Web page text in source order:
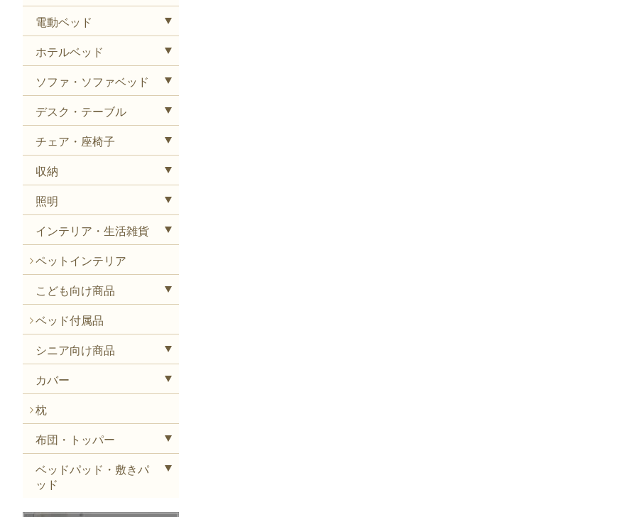
電動ベッド
ホテルベッド
ソファ・ソファベッド
デスク・テーブル
チェア・座椅子
収納
照明
インテリア・生活雑貨
ペットインテリア
こども向け商品
ベッド付属品
シニア向け商品
カバー
枕
布団・トッパー
ベッドパッド・敷きパ
ッド